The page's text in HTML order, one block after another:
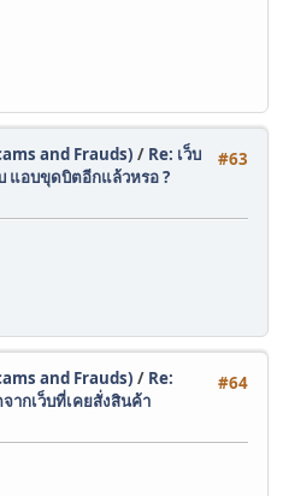
#63
and Frauds) / Re: เว็บ
แอบขุดบิตอีกแล้วหรอ ?
#64
and Frauds) / Re:
ากเว็บที่เคยสั่งสินค้า